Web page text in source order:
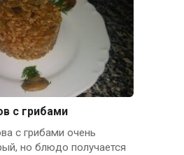
с грибами
с грибами очень
но блюдо получается